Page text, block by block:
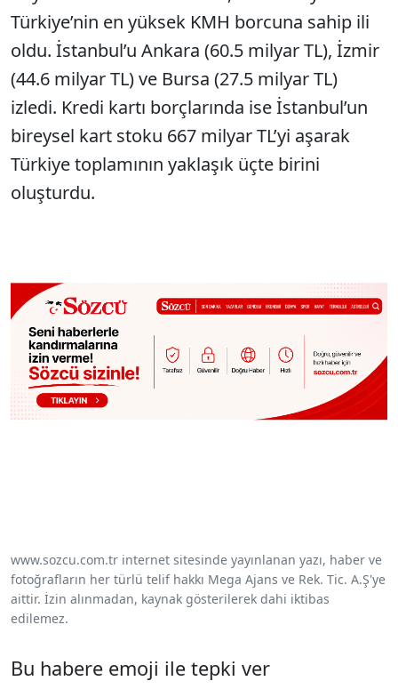
Türkiye’nin en yüksek KMH borcuna sahip ili
oldu. İstanbul’u Ankara (60.5 milyar TL), İzmir
(44.6 milyar TL) ve Bursa (27.5 milyar TL)
izledi. Kredi kartı borçlarında ise İstanbul’un
bireysel kart stoku 667 milyar TL’yi aşarak
Türkiye toplamının yaklaşık üçte birini
oluşturdu.
www.sozcu.com.tr internet sitesinde yayınlanan yazı, haber ve
fotoğrafların her türlü telif hakkı Mega Ajans ve Rek. Tic. A.Ş'ye
aittir. İzin alınmadan, kaynak gösterilerek dahi iktibas
edilemez.
Bu habere emoji ile tepki ver